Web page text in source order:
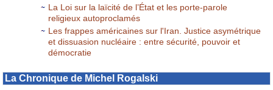
La Loi sur la laïcité de l’État et les porte-parole
religieux autoproclamés
Les frappes américaines sur l'Iran. Justice asymétrique
et dissuasion nucléaire : entre sécurité, pouvoir et
démocratie
La Chronique de Michel Rogalski